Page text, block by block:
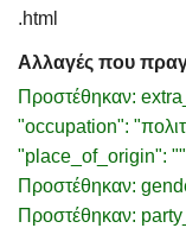
.html
Αλλαγές που
Προστέθηκαν:
"occupation":
"place_of_origin":
Προστέθηκαν:
Προστέθηκαν: